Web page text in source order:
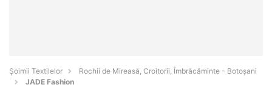
Șoimii Textilelor
Rochii de Mireasă, Croitorii, Îmbrăcăminte - Botoşani
JADE Fashion